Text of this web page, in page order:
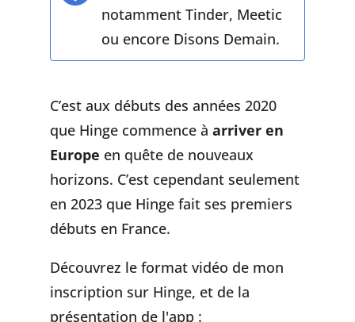
notamment Tinder, Meetic
ou encore Disons Demain.
C’est aux débuts des années 2020
que Hinge commence à arriver en
Europe en quête de nouveaux
horizons. C’est cependant seulement
en 2023 que Hinge fait ses premiers
débuts en France.
Découvrez le format vidéo de mon
inscription sur Hinge, et de la
présentation de l'app :